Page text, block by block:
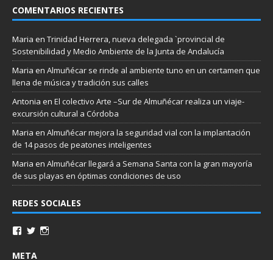
COMENTARIOS RECIENTES
Maria en Trinidad Herrera, nueva delegada `provincial de
Sostenibilidad y Medio Ambiente de la Junta de Andalucía
Maria en Almuñécar se rinde al ambiente tuno en un certamen que
llena de música y tradición sus calles
Antonia en El colectivo Arte –Sur de Almuñécar realiza un viaje-
excursión cultural a Córdoba
Maria en Almuñécar mejora la seguridad vial con la implantación
de 14 pasos de peatones inteligentes
Maria en Almuñécar llegará a Semana Santa con la gran mayoría
de sus playas en óptimas condiciones de uso
REDES SOCIALES
META